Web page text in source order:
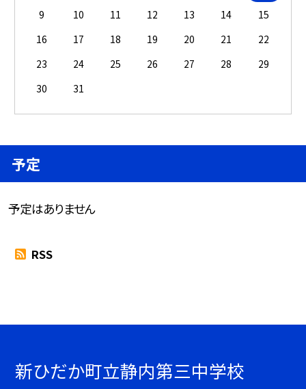
9
10 11 12 13 14
15
16
17 18 19 20 21
22
23
24 25 26 27 28
29
30
31
予定
予定はありません
RSS
新ひだか町立静内第三中学校